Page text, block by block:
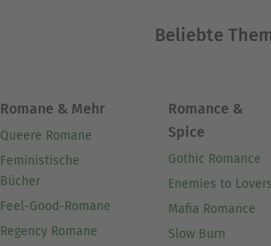
Beliebte
Romane & Mehr
Queere Romane
Feministische
Bücher
Feel-Good-Romane
Regency Romane
Romance &
Spice
Gothic Romance
Enemies to Lovers
Mafia Romance
Slow Burn